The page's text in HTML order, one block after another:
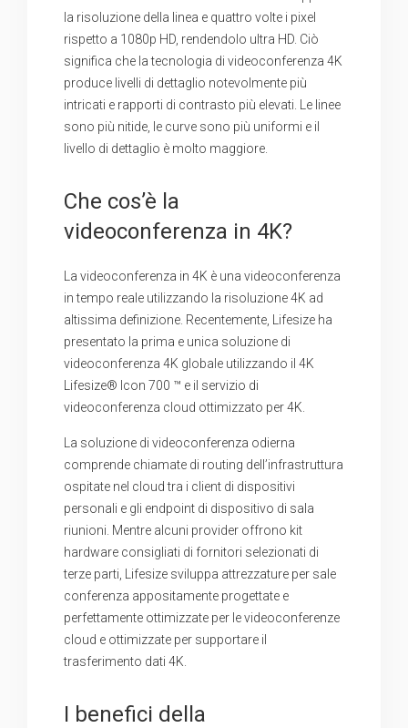
la risoluzione della linea e quattro volte i pixel
rispetto a 1080p HD, rendendolo ultra HD. Ciò
significa che la tecnologia di videoconferenza 4K
produce livelli di dettaglio notevolmente più
intricati e rapporti di contrasto più elevati. Le linee
sono più nitide, le curve sono più uniformi e il
livello di dettaglio è molto maggiore.
Che cos’è la
videoconferenza in 4K?
La videoconferenza in 4K è una videoconferenza
in tempo reale utilizzando la risoluzione 4K ad
altissima definizione. Recentemente, Lifesize ha
presentato la prima e unica soluzione di
videoconferenza 4K globale utilizzando il 4K
Lifesize® Icon 700 ™ e il servizio di
videoconferenza cloud ottimizzato per 4K.
La soluzione di videoconferenza odierna
comprende chiamate di routing dell’infrastruttura
ospitate nel cloud tra i client di dispositivi
personali e gli endpoint di dispositivo di sala
riunioni. Mentre alcuni provider offrono kit
hardware consigliati di fornitori selezionati di
terze parti, Lifesize sviluppa attrezzature per sale
conferenza appositamente progettate e
perfettamente ottimizzate per le videoconferenze
cloud e ottimizzate per supportare il
trasferimento dati 4K.
I benefici della